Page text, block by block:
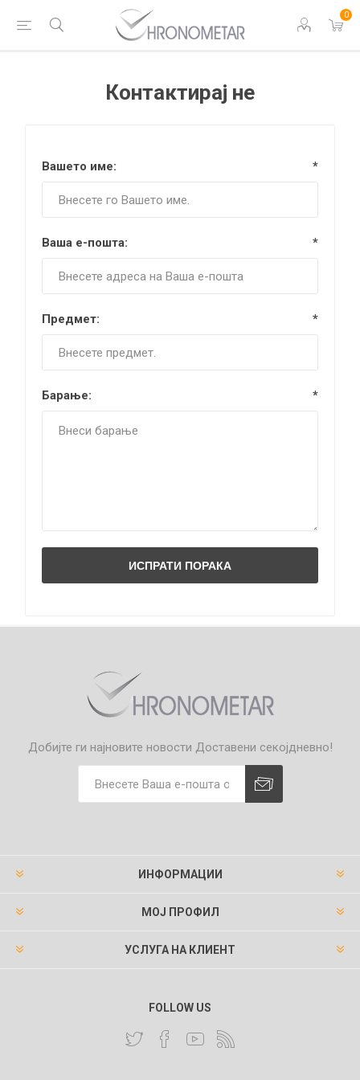
0
Контактирај не
Вашето име: *
Ваша е-пошта: *
Предмет: *
Барање: *
Добијте ги најновите новости Доставени секојдневно!
ИНФОРМАЦИИ
МОЈ ПРОФИЛ
УСЛУГА НА КЛИЕНТ
FOLLOW US